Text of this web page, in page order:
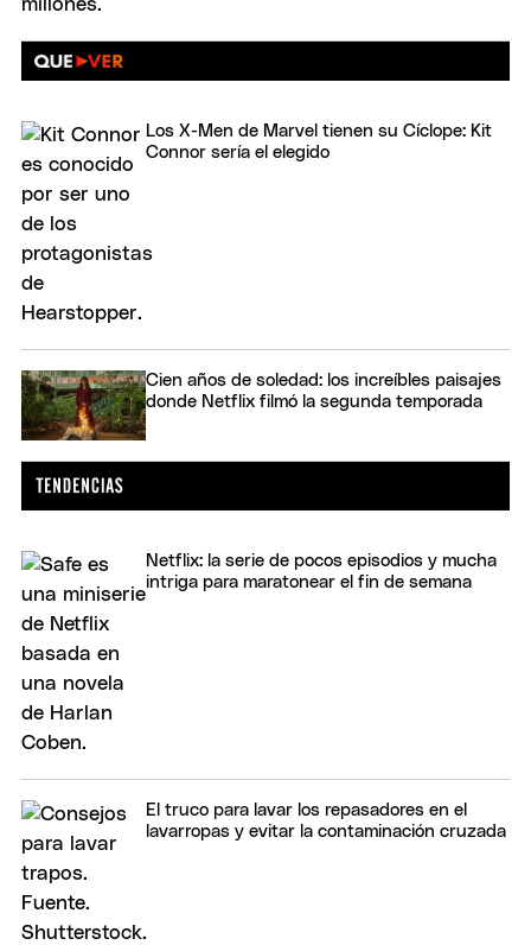
Los X-Men de Marvel tienen su Cíclope: Kit
Connor sería el elegido
Cien años de soledad: los increíbles paisajes
donde Netflix filmó la segunda temporada
Netflix: la serie de pocos episodios y mucha
intriga para maratonear el fin de semana
El truco para lavar los repasadores en el
lavarropas y evitar la contaminación cruzada